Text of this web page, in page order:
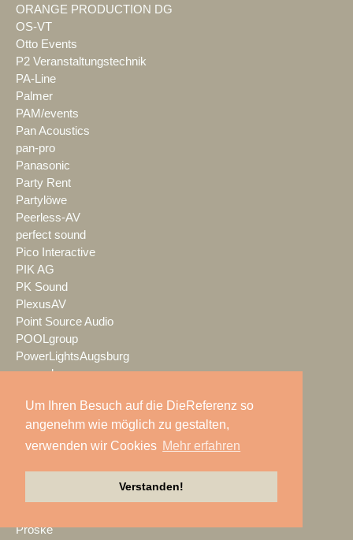
Um Ihren Besuch auf die DieReferenz so
angenehm wie möglich zu gestalten,
verwenden wir Cookies Mehr erfahren
Verstanden!
ORANGE PRODUCTION DG
OS-VT
Otto Events
P2 Veranstaltungstechnik
PA-Line
Palmer
PAM/events
Pan Acoustics
pan-pro
Panasonic
Party Rent
Partylöwe
Peerless-AV
perfect sound
Pico Interactive
PIK AG
PK Sound
PlexusAV
Point Source Audio
POOLgroup
PowerLightsAugsburg
preworks
Pro Audio-Technik
ProAudio Technology
ProCase
Proske